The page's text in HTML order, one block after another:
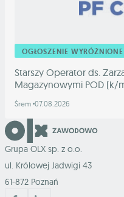
OGŁOSZENIE WYRÓŻNIONE
Starszy Operator ds.
Magazynowymi POD (k/
Śrem 07.08.2026
Grupa OLX sp. z o.o.
ul. Królowej Jadwigi 43
61-872 Poznań